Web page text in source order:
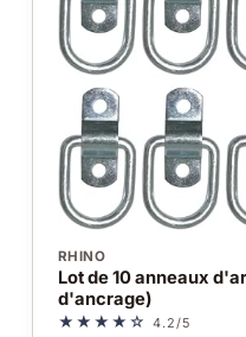
RHINO
Lot de 10 anneaux
d'ancrage)
★★★★☆ 4.2/5